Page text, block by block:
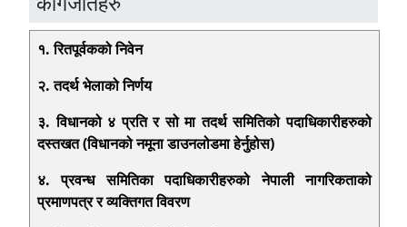
१. रितपूर्वकको निवेन
२. तदर्थ भेलाको निर्णय
३. विधानको ४ प्रति र सो मा तदर्थ समितिको पदाधिकारीहरुको
दस्तखत (विधानको नमूना डाउनलोडमा हेर्नुहोस)
४. प्रवन्ध समितिका पदाधिकारीहरुको नेपाली नागरिकताको
प्रमाणपत्र र व्यक्तिगत विवरण